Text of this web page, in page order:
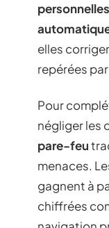
personnelles
elles
repérées
Pour
négliger les
pare-feu
menaces.
gagnent à
chiffrées